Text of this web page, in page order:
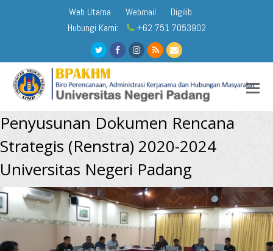
Web Utama Webmail
Digilib
Hubungi Kami:
+62 751 7053902
TwitterFacebookInstagram
RSS Email
Penyusunan Dokumen Rencana
Strategis (Renstra) 2020-2024
Universitas Negeri Padang